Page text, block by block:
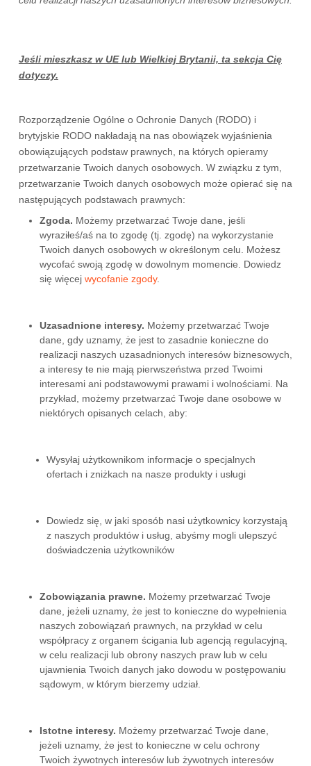
Jeśli mieszkasz w UE lub Wielkiej Brytanii, ta sekcja Cię
dotyczy.
Rozporządzenie Ogólne o Ochronie Danych (RODO) i
brytyjskie RODO nakładają na nas obowiązek wyjaśnienia
obowiązujących podstaw prawnych, na których opieramy
przetwarzanie Twoich danych osobowych. W związku z tym,
przetwarzanie Twoich danych osobowych może opierać się na
następujących podstawach prawnych:
Zgoda. Możemy przetwarzać Twoje dane, jeśli
wyraziłeś/aś na to zgodę (tj. zgodę) na wykorzystanie
Twoich danych osobowych w określonym celu. Możesz
wycofać swoją zgodę w dowolnym momencie. Dowiedz
się więcej wycofanie zgody.
Uzasadnione interesy. Możemy przetwarzać Twoje
dane, gdy uznamy, że jest to zasadnie konieczne do
realizacji naszych uzasadnionych interesów biznesowych,
a interesy te nie mają pierwszeństwa przed Twoimi
interesami ani podstawowymi prawami i wolnościami. Na
przykład, możemy przetwarzać Twoje dane osobowe w
niektórych opisanych celach, aby:
Wysyłaj użytkownikom informacje o specjalnych
ofertach i zniżkach na nasze produkty i usługi
Dowiedz się, w jaki sposób nasi użytkownicy korzystają
z naszych produktów i usług, abyśmy mogli ulepszyć
doświadczenia użytkowników
Zobowiązania prawne. Możemy przetwarzać Twoje
dane, jeżeli uznamy, że jest to konieczne do wypełnienia
naszych zobowiązań prawnych, na przykład w celu
współpracy z organem ścigania lub agencją regulacyjną,
w celu realizacji lub obrony naszych praw lub w celu
ujawnienia Twoich danych jako dowodu w postępowaniu
sądowym, w którym bierzemy udział.
Istotne interesy. Możemy przetwarzać Twoje dane,
jeżeli uznamy, że jest to konieczne w celu ochrony
Twoich żywotnych interesów lub żywotnych interesów